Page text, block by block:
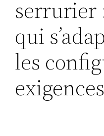
serrurier
qui
les
exigences